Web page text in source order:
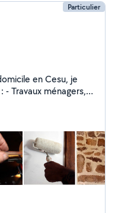
Particulier
en Cesu, je
transports en
St-Chamond, Firminy,
rapidité
en particulier